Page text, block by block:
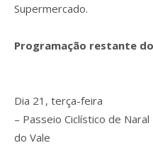
Supermercado.
Programação restante
Dia 21, terça-feira
– Passeio Ciclístico de
do Vale